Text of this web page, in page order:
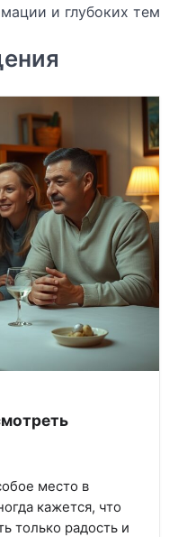
и глубоких тем
место в
кажется, что
только радость и